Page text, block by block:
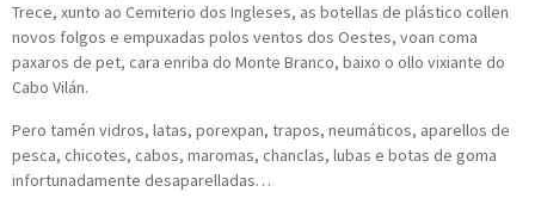
Trece, xunto ao Cemiterio dos Ingleses, as botellas de plástico collen
novos folgos e empuxadas polos ventos dos Oestes, voan coma
paxaros de pet, cara enriba do Monte Branco, baixo o ollo vixiante do
Cabo Vilán.
Pero tamén vidros, latas, porexpan, trapos, neumáticos, aparellos de
pesca, chicotes, cabos, maromas, chanclas, lubas e botas de goma
infortunadamente desaparelladas…